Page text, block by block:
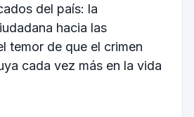
del país: la
hacia las
temor de que el crimen
cada vez más en la vida